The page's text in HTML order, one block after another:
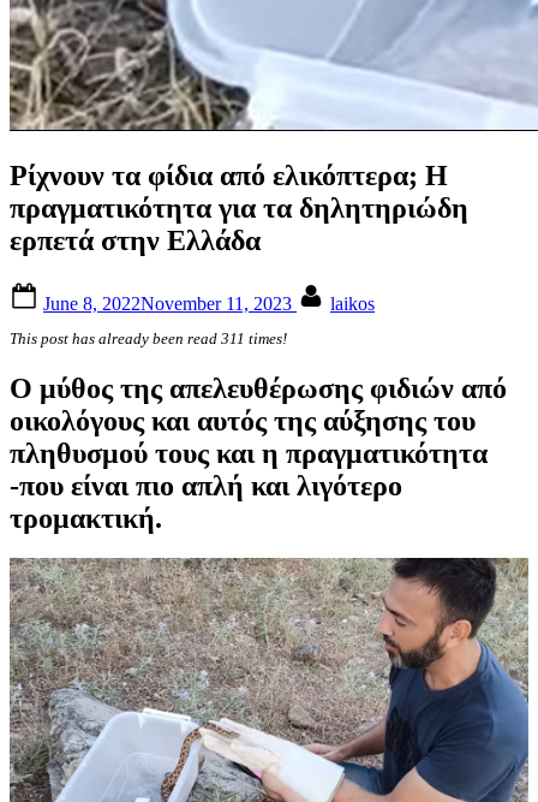
Ρίχνουν τα φίδια από ελικόπτερα; Η
πραγματικότητα για τα δηλητηριώδη
ερπετά στην Ελλάδα
on
June 8, 2022November 11, 2023 laikos
This post has already been read 311 times!
Ο μύθος της απελευθέρωσης φιδιών από
οικολόγους και αυτός της αύξησης του
πληθυσμού τους και η πραγματικότητα
-που είναι πιο απλή και λιγότερο
τρομακτική.